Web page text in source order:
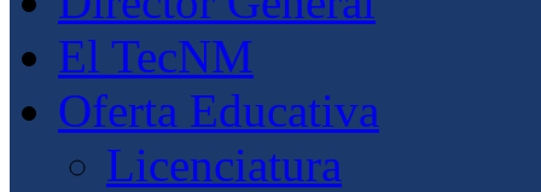
El TecNM
Oferta Educativa
Licenciatura